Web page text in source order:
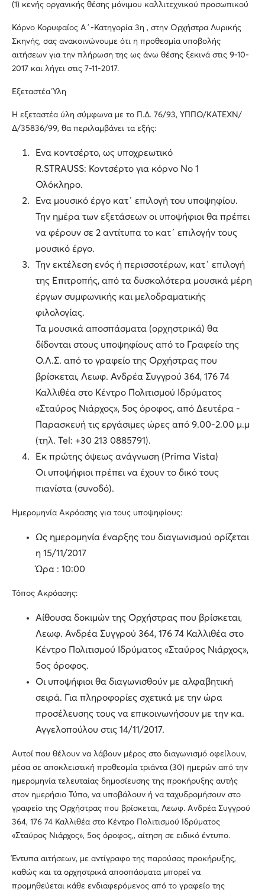
(1) κενής οργανικής θέσης μόνιμου καλλιτεχνικού προσωπικού
Κόρνο Κορυφαίος Α΄-Κατηγορία 3η , στην Ορχήστρα Λυρικής
Σκηνής, σας ανακοινώνουμε ότι η προθεσμία υποβολής
αιτήσεων για την πλήρωση της ως άνω θέσης ξεκινά στις 9-10-
2017 και λήγει στις 7-11-2017.
Εξεταστέα Ύλη
Η εξεταστέα ύλη σύμφωνα με το Π.Δ. 76/93, ΥΠΠΟ/ΚΑΤΕΧΝ/
Δ/35836/99, θα περιλαμβάνει τα εξής:
Ενα κοντσέρτο, ως υποχρεωτικό
R.STRAUSS: Κοντσέρτο για κόρνο Νο 1
Ολόκληρο.
Ενα μουσικό έργο κατ΄ επιλογή του υποψηφίου.
Την ημέρα των εξετάσεων οι υποψήφιοι θα πρέπει
να φέρουν σε 2 αντίτυπα το κατ΄ επιλογήν τους
μουσικό έργο.
Την εκτέλεση ενός ή περισσοτέρων, κατ΄ επιλογή
της Επιτροπής, από τα δυσκολότερα μουσικά μέρη
έργων συμφωνικής και μελοδραματικής
φιλολογίας.
Τα μουσικά αποσπάσματα (ορχηστρικά) θα
δίδονται στους υποψηφίους από το Γραφείο της
Ο.Λ.Σ. από το γραφείο της Ορχήστρας που
βρίσκεται, Λεωφ. Ανδρέα Συγγρού 364, 176 74
Καλλιθέα στο Κέντρο Πολιτισμού Ιδρύματος
«Σταύρος Νιάρχος», 5ος όροφος, από Δευτέρα -
Παρασκευή τις εργάσιμες ώρες από 9.00-2.00 μ.μ
(τηλ. Tel: +30 213 0885791).
Εκ πρώτης όψεως ανάγνωση (Prima Vista)
Οι υποψήφιοι πρέπει να έχουν το δικό τους
πιανίστα (συνοδό).
Ημερομηνία Ακρόασης για τους υποψηφίους:
Ως ημερομηνία έναρξης του διαγωνισμού ορίζεται
η 15/11/2017
Ώρα : 10:00
Τόπος Ακρόασης:
Αίθουσα δοκιμών της Ορχήστρας που βρίσκεται,
Λεωφ. Ανδρέα Συγγρού 364, 176 74 Καλλιθέα στο
Κέντρο Πολιτισμού Ιδρύματος «Σταύρος Νιάρχος»,
5ος όροφος.
Οι υποψήφιοι θα διαγωνισθούν με αλφαβητική
σειρά. Για πληροφορίες σχετικά με την ώρα
προσέλευσης τους να επικοινωνήσουν με την κα.
Αγγελοπούλου στις 14/11/2017.
Αυτοί που θέλουν να λάβουν μέρος στο διαγωνισμό οφείλουν,
μέσα σε αποκλειστική προθεσμία τριάντα (30) ημερών από την
ημερομηνία τελευταίας δημοσίευσης της προκήρυξης αυτής
στον ημερήσιο Τύπο, να υποβάλουν ή να ταχυδρομήσουν στο
γραφείο της Ορχήστρας που βρίσκεται, Λεωφ. Ανδρέα Συγγρού
364, 176 74 Καλλιθέα στο Κέντρο Πολιτισμού Ιδρύματος
«Σταύρος Νιάρχος», 5ος όροφος,, αίτηση σε ειδικό έντυπο.
Έντυπα αιτήσεων, με αντίγραφο της παρούσας προκήρυξης,
καθώς και τα ορχηστρικά αποσπάσματα μπορεί να
προμηθεύεται κάθε ενδιαφερόμενος από το γραφείο της